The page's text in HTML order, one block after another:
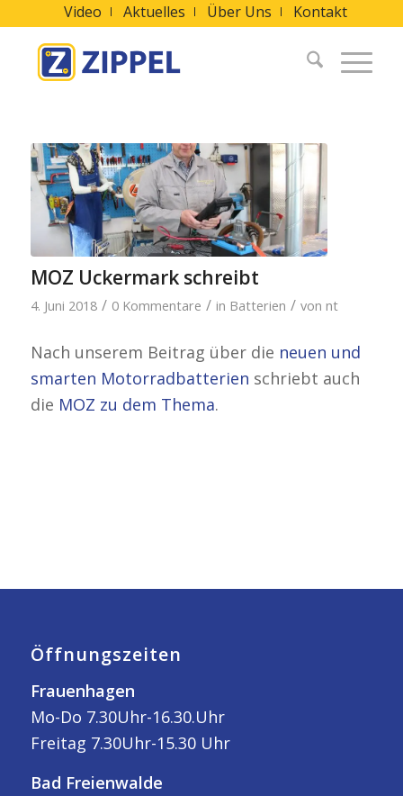
Video Aktuelles Über Uns Kontakt
MOZ Uckermark schreibt
4. Juni 2018 / 0 Kommentare / in Batterien / von nt
Nach unserem Beitrag über die neuen und
smarten Motorradbatterien schriebt auch
die MOZ zu dem Thema.
Öffnungszeiten
Frauenhagen
Mo-Do 7.30Uhr-16.30.Uhr
Freitag 7.30Uhr-15.30 Uhr
Bad Freienwalde